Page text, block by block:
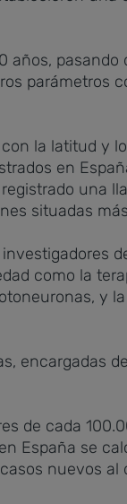
pasando
parámetros
la latitud y
en
una
situadas
como la
y
encargadas
de cada
España se
nuevos al